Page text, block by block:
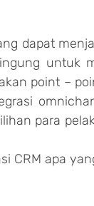
dapat
untuk
point –
para
CRM apa